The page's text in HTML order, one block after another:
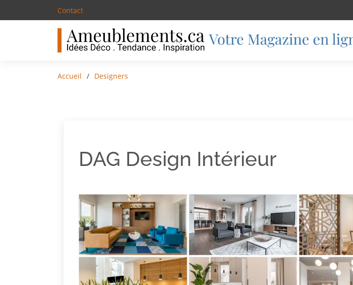
Contact
Accueil Designers
DAG Design Intérieur